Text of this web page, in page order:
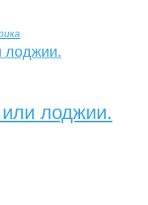
лоджии.